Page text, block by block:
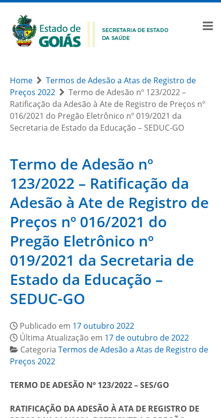
Home
Termos de Adesão a Atas de Registro de
Preços 2022
Termo de Adesão nº 123/2022 –
Ratificação da Adesão à Ate de Registro de Preços nº
016/2021 do Pregão Eletrônico nº 019/2021 da
Secretaria de Estado da Educação – SEDUC-GO
Termo de Adesão nº
123/2022 – Ratificação da
Adesão à Ate de Registro de
Preços nº 016/2021 do
Pregão Eletrônico nº
019/2021 da Secretaria de
Estado da Educação –
SEDUC-GO
Publicado em 17 outubro 2022
Última Atualização em 17 de outubro de 2022
Categoria Termos de Adesão a Atas de Registro de
Preços 2022
TERMO DE ADESÃO Nº 123/2022 – SES/GO
RATIFICAÇÃO DA ADESÃO À ATA DE REGISTRO DE